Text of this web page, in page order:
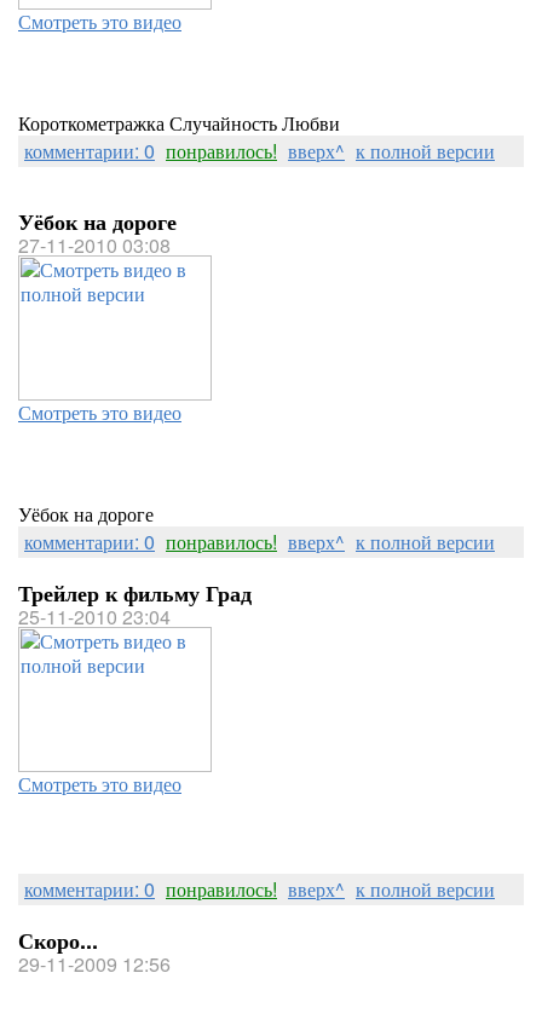
Смотреть это видео
Короткометражка Случайность Любви
комментарии: 0 понравилось! вверх^ к полной версии
Уёбок на дороге
27-11-2010 03:08
Смотреть это видео
Уёбок на дороге
комментарии: 0 понравилось! вверх^ к полной версии
Трейлер к фильму Град
25-11-2010 23:04
Смотреть это видео
комментарии: 0 понравилось! вверх^ к полной версии
Скоро...
29-11-2009 12:56